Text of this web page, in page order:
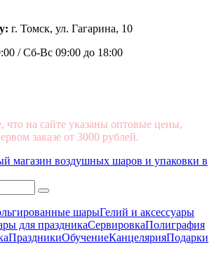
г. Томск, ул. Гагарина, 10
/Сб-Вс 09:00 до 18:00
что на сайте указаны оптовые цены,
заказе от 3000 рублей.
шарыГелий и аксессуары
для праздникаСервировкаПолиграфия
ПраздникиОбучениеКанцелярияПодарки